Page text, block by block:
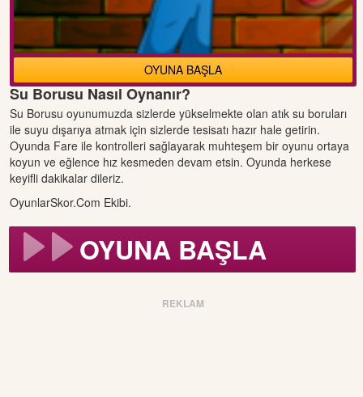
OYUNA BAŞLA
Su Borusu Nasıl Oynanır?
Su Borusu oyunumuzda sizlerde yükselmekte olan atık su boruları
ile suyu dışarıya atmak için sizlerde tesisatı hazır hale getirin.
Oyunda Fare ile kontrolleri sağlayarak muhteşem bir oyunu ortaya
koyun ve eğlence hız kesmeden devam etsin. Oyunda herkese
keyifli dakikalar dileriz.
OyunlarSkor.Com Ekibi.
OYUNA BAŞLA
REKLAM